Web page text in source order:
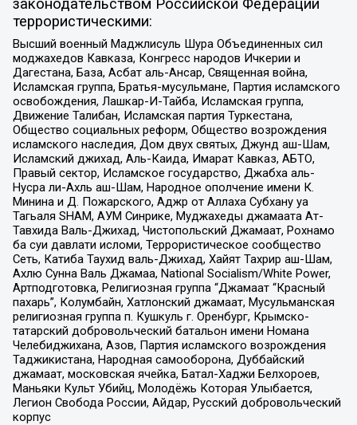
законодательством Российской Федерации
террористическими:
Высший военный Маджлисуль Шура Объединенных сил
моджахедов Кавказа, Конгресс народов Ичкерии и
Дагестана, База, Асбат аль-Ансар, Священная война,
Исламская группа, Братья-мусульмане, Партия исламского
освобождения, Лашкар-И-Тайба, Исламская группа,
Движение Талибан, Исламская партия Туркестана,
Общество социальных реформ, Общество возрождения
исламского наследия, Дом двух святых, Джунд аш-Шам,
Исламский джихад, Аль-Каида, Имарат Кавказ, АБТО,
Правый сектор, Исламское государство, Джабха аль-
Нусра ли-Ахль аш-Шам, Народное ополчение имени К.
Минина и Д. Пожарского, Аджр от Аллаха Субхану уа
Тагьаля SHAM, АУМ Синрике, Муджахеды джамаата Ат-
Тавхида Валь-Джихад, Чистопольский Джамаат, Рохнамо
ба суи давлати исломи, Террористическое сообщество
Сеть, Катиба Таухид валь-Джихад, Хайят Тахрир аш-Шам,
Ахлю Сунна Валь Джамаа, National Socialism/White Power,
Артподготовка, Религиозная группа “Джамаат “Красный
пахарь”, Колумбайн, Хатлонский джамаат, Мусульманская
религиозная группа п. Кушкуль г. Оренбург, Крымско-
татарский добровольческий батальон имени Номана
Челебиджихана, Азов, Партия исламского возрождения
Таджикистана, Народная самооборона, Дуббайский
джамаат, московская ячейка, Батал-Хаджи Белхороев,
Маньяки Культ Убийц, Молодёжь Которая Улыбается,
Легион Свобода России, Айдар, Русский добровольческий
корпус